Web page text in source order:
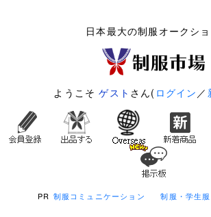
日本最大の制服オークシ
ようこそゲスト さん( ログイン ／
PR 制服コミュニケーション 制服・学生